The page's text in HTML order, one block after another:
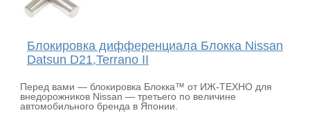
Блокировка дифференциала Блокка Nissan
Datsun D21,Terrano II
Перед вами — блокировка Блокка™ от ИЖ-ТЕХНО для
внедорожников Nissan — третьего по величине
автомобильного бренда в Японии.